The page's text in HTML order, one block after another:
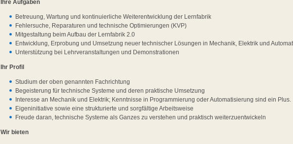
Ihre Aufgaben
Betreuung, Wartung und kontinuierliche Weiterentwicklung der Lernfabrik
Fehlersuche, Reparaturen und technische Optimierungen (KVP)
Mitgestaltung beim Aufbau der Lernfabrik 2.0
Entwicklung, Erprobung und Umsetzung neuer technischer Lösungen in Mechanik, Elektrik und
Unterstützung bei Lehrveranstaltungen und Demonstrationen
Ihr Profil
Studium der oben genannten Fachrichtung
Begeisterung für technische Systeme und deren praktische Umsetzung
Interesse an Mechanik und Elektrik; Kenntnisse in Programmierung oder Automatisierung sind ein Plus.
Eigeninitiative sowie eine strukturierte und sorgfältige Arbeitsweise
Freude daran, technische Systeme als Ganzes zu verstehen und praktisch weiterzuentwickeln
Wir bieten